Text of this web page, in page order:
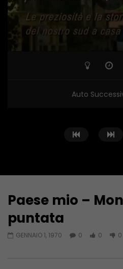
Auto
Paese Mio – San Giuliano Del
Sannio 1^ Puntata
Paese mio –
puntata
GENNAIO 1, 1970 0 0 0